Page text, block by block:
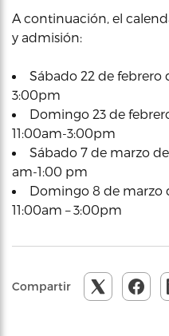
A continuación, el
y admisión:
Sábado 22 de febrero
3:00pm
Domingo 23 de
11:00am-3:00pm
Sábado 7 de marzo
am-1:00 pm
Domingo 8 de marzo
11:00am – 3:00pm
Compartir